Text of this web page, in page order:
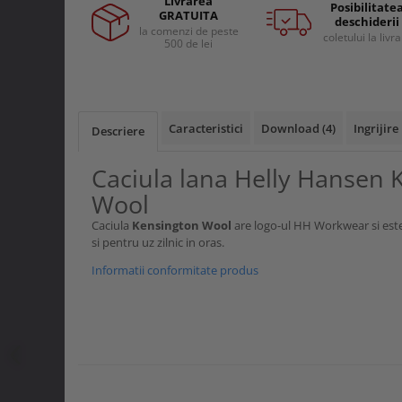
Alte accesorii echipamente
Echipamente specializate
Echipamente muncitori ferma
Echipamente veterinari
Echipamente mulgatori
Echipamente trimeri ongloane
Menghine si prese
GRATUITA
la comenzi de peste
500 de lei
Posibilitatea
deschiderii
coletului la
Descriere Caracteristici Download (4) Ingrijire
Caciula lana Helly Hansen
Wool
Caciula Kensington Wool are logo-ul HH Workwear si
si pentru uz zilnic in oras.
Informatii conformitate produs